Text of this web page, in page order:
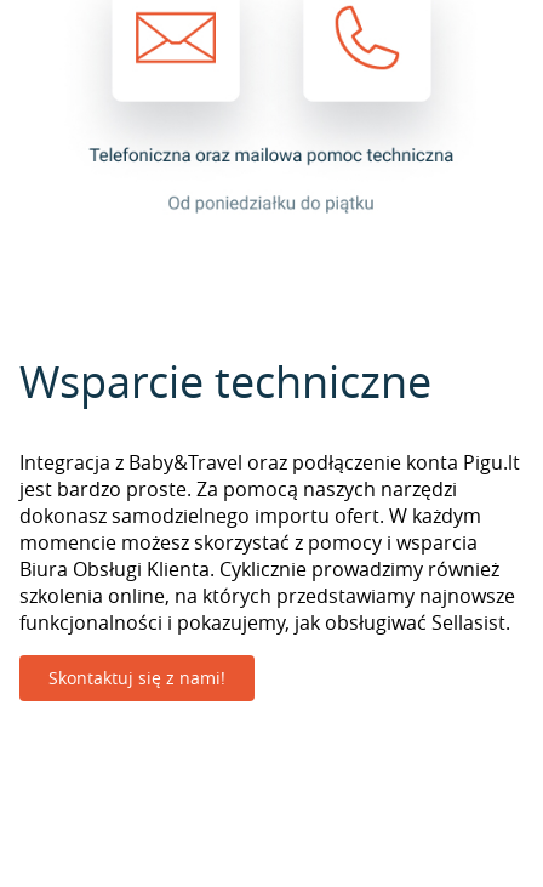
Wsparcie techniczne
Integracja z Baby&Travel oraz podłączenie konta Pigu.lt
jest bardzo proste. Za pomocą naszych narzędzi
dokonasz samodzielnego importu ofert. W każdym
momencie możesz skorzystać z pomocy i wsparcia
Biura Obsługi Klienta. Cyklicznie prowadzimy również
szkolenia online, na których przedstawiamy najnowsze
funkcjonalności i pokazujemy, jak obsługiwać Sellasist.
Skontaktuj się z nami!